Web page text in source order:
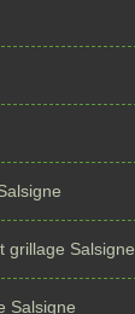
grillage Salsigne
Salsigne